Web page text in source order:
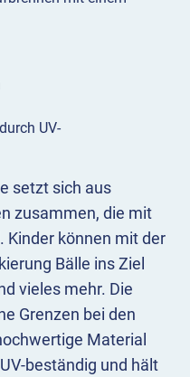
setzt sich aus
zusammen, die mit
Kinder können mit der
Bälle ins Ziel
vieles mehr. Die
Grenzen bei den
Material
beständig und hält
UV-